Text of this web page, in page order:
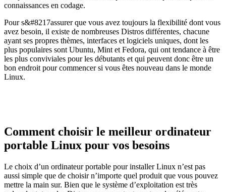
connaissances en codage.
Pour s&#8217assurer que vous avez toujours la flexibilité dont vous
avez besoin, il existe de nombreuses Distros différentes, chacune
ayant ses propres thèmes, interfaces et logiciels uniques, dont les
plus populaires sont Ubuntu, Mint et Fedora, qui ont tendance à être
les plus conviviales pour les débutants et qui peuvent donc être un
bon endroit pour commencer si vous êtes nouveau dans le monde
Linux.
Comment choisir le meilleur ordinateur
portable Linux pour vos besoins
Le choix d’un ordinateur portable pour installer Linux n’est pas
aussi simple que de choisir n’importe quel produit que vous pouvez
mettre la main sur. Bien que le système d’exploitation est très